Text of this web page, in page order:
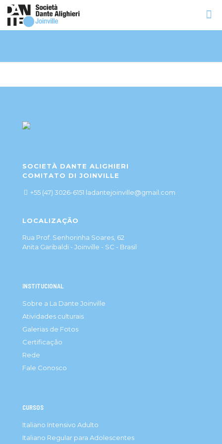
SOCIETÀ DANTE ALIGHIERI
COMITATO DI JOINVILLE
+55 (47) 3026-6151 ladantejoinville@gmail.com
LOCALIZAÇÃO
Rua Prof. Senhorinha Soares, 62
Anita Garibaldi - Joinville - SC - Brasil
INSTITUCIONAL
Sobre a La Dante Joinville
Atividades culturais
Galerias de Fotos
Certificação
Rede
Fale Conosco
CURSOS
Italiano Intensivo Adulto
Italiano Regular para Adolescentes